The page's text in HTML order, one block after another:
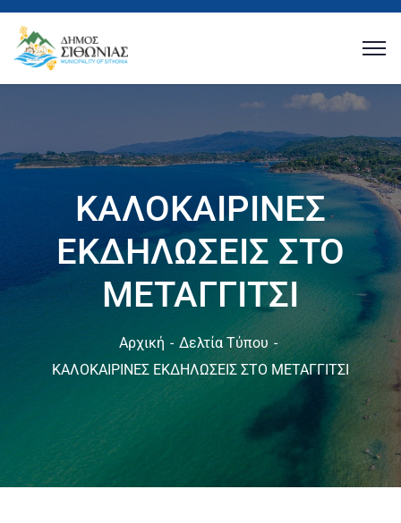
ΚΑΛΟΚΑΙΡΙΝΕΣ
ΕΚΔΗΛΩΣΕΙΣ ΣΤΟ
ΜΕΤΑΓΓΙΤΣΙ
Αρχική
Δελτία Τύπου
ΚΑΛΟΚΑΙΡΙΝΕΣ ΕΚΔΗΛΩΣΕΙΣ ΣΤΟ ΜΕΤΑΓΓΙΤΣΙ